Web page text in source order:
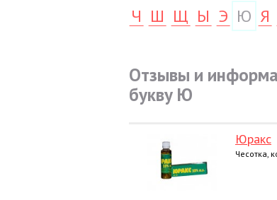
Ч Ш Щ Ы Э Ю Я
Отзывы и
букву Ю
Юракс
Чесотка,